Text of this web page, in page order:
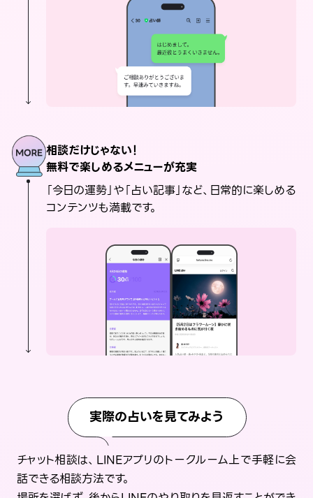
相談だけじゃない！
無料で楽しめるメニューが充実
「今日の運勢」や「占い記事」など、日常的に楽しめる
コンテンツも満載です。
実際の占いを見てみよう
チャット相談は、LINEアプリのトークルーム上で手軽に会
話できる相談方法です。